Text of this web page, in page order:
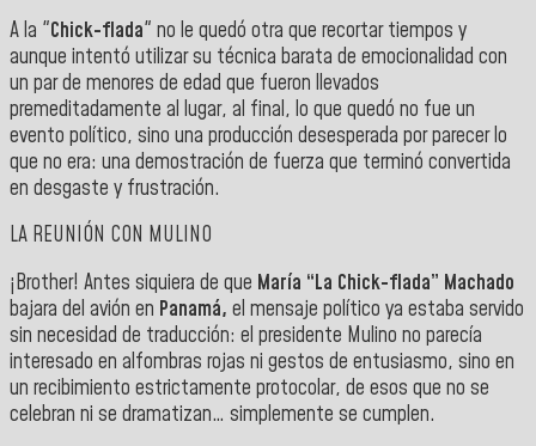
A la "Chick-flada" no le quedó otra que recortar tiempos y
aunque intentó utilizar su técnica barata de emocionalidad con
un par de menores de edad que fueron llevados
premeditadamente al lugar, al final, lo que quedó no fue un
evento político, sino una producción desesperada por parecer lo
que no era: una demostración de fuerza que terminó convertida
en desgaste y frustración.
LA REUNIÓN CON MULINO
¡Brother! Antes siquiera de que María “La Chick-flada” Machado
bajara del avión en Panamá, el mensaje político ya estaba servido
sin necesidad de traducción: el presidente Mulino no parecía
interesado en alfombras rojas ni gestos de entusiasmo, sino en
un recibimiento estrictamente protocolar, de esos que no se
celebran ni se dramatizan… simplemente se cumplen.